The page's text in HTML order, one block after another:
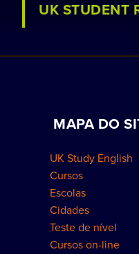
Reserve uma
UK STUDENT
MAPA DO
UK Study English
Cursos
Escolas
Cidades
Teste de nível
Cursos on-line